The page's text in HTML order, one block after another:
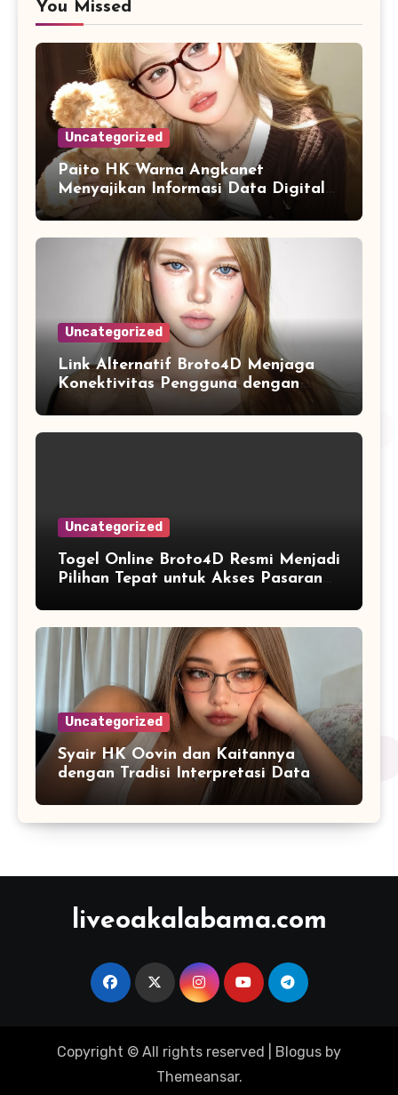
You Missed
Uncategorized
Paito HK Warna Angkanet
Menyajikan Informasi Data Digital
dengan Tampilan yang Lebih
Lengkap dan Mudah Dipahami
Uncategorized
Link Alternatif Broto4D Menjaga
Konektivitas Pengguna dengan
Sistem Akses yang Fleksibel
Uncategorized
Togel Online Broto4D Resmi Menjadi
Pilihan Tepat untuk Akses Pasaran
Uncategorized
Syair HK Oovin dan Kaitannya
dengan Tradisi Interpretasi Data
liveoakalabama.com
Copyright © All rights reserved Blogus by
Themeansar.